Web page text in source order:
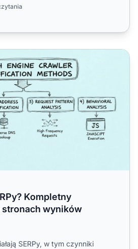
przewodnik po
Kompletny
wyników
SERPy, w tym czynniki